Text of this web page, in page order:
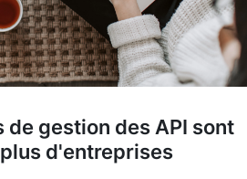
de gestion des API sont
d'entreprises